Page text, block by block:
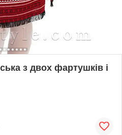
з двох фартушків і